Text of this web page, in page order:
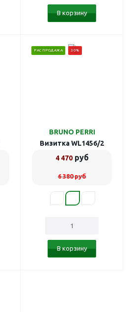
В корзину
РАСПРОДАЖА 30%
BRUNO PERRI
Визитка WL1456/2
4 470руб
6 380руб
В корзину